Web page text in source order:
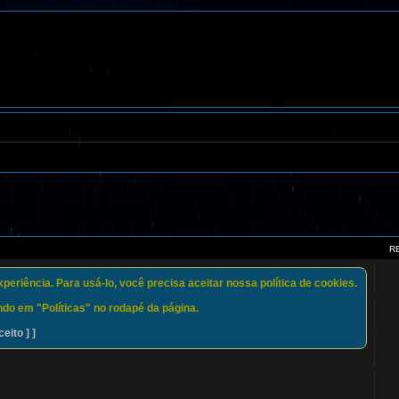
Para usá-lo, você precisa aceitar nossa política de cookies.
em "Políticas" no rodapé da página.
] ]